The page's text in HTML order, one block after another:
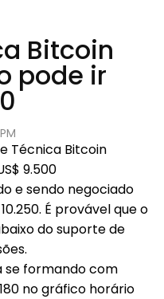
Bitcoin
pode ir
e sendo negociado
É provável que o
do suporte de
se formando com
no gráfico horário